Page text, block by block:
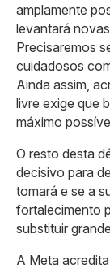
amplamente
levantará
Precisaremos
cuidadosos
Ainda assim,
livre exige que
máximo
O resto desta
decisivo para
tomará e se a
fortalecimento
substituir
A Meta